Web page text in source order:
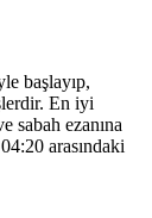
başlayıp,
En iyi
sabah ezanına
04:20 arasındaki